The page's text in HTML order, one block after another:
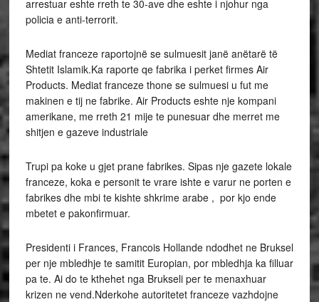
arrestuar eshte rreth te 30-ave dhe eshte i njohur nga
policia e anti-terrorit.
Mediat franceze raportojnë se sulmuesit janë anëtarë të
Shtetit Islamik.Ka raporte qe fabrika i perket firmes Air
Products. Mediat franceze thone se sulmuesi u fut me
makinen e tij ne fabrike. Air Products eshte nje kompani
amerikane, me rreth 21 mije te punesuar dhe merret me
shitjen e gazeve industriale
Trupi pa koke u gjet prane fabrikes. Sipas nje gazete lokale
franceze, koka e personit te vrare ishte e varur ne porten e
fabrikes dhe mbi te kishte shkrime arabe , por kjo ende
mbetet e pakonfirmuar.
Presidenti i Frances, Francois Hollande ndodhet ne Bruksel
per nje mbledhje te samitit Europian, por mbledhja ka filluar
pa te. Ai do te kthehet nga Brukseli per te menaxhuar
krizen ne vend.Nderkohe autoritetet franceze vazhdojne